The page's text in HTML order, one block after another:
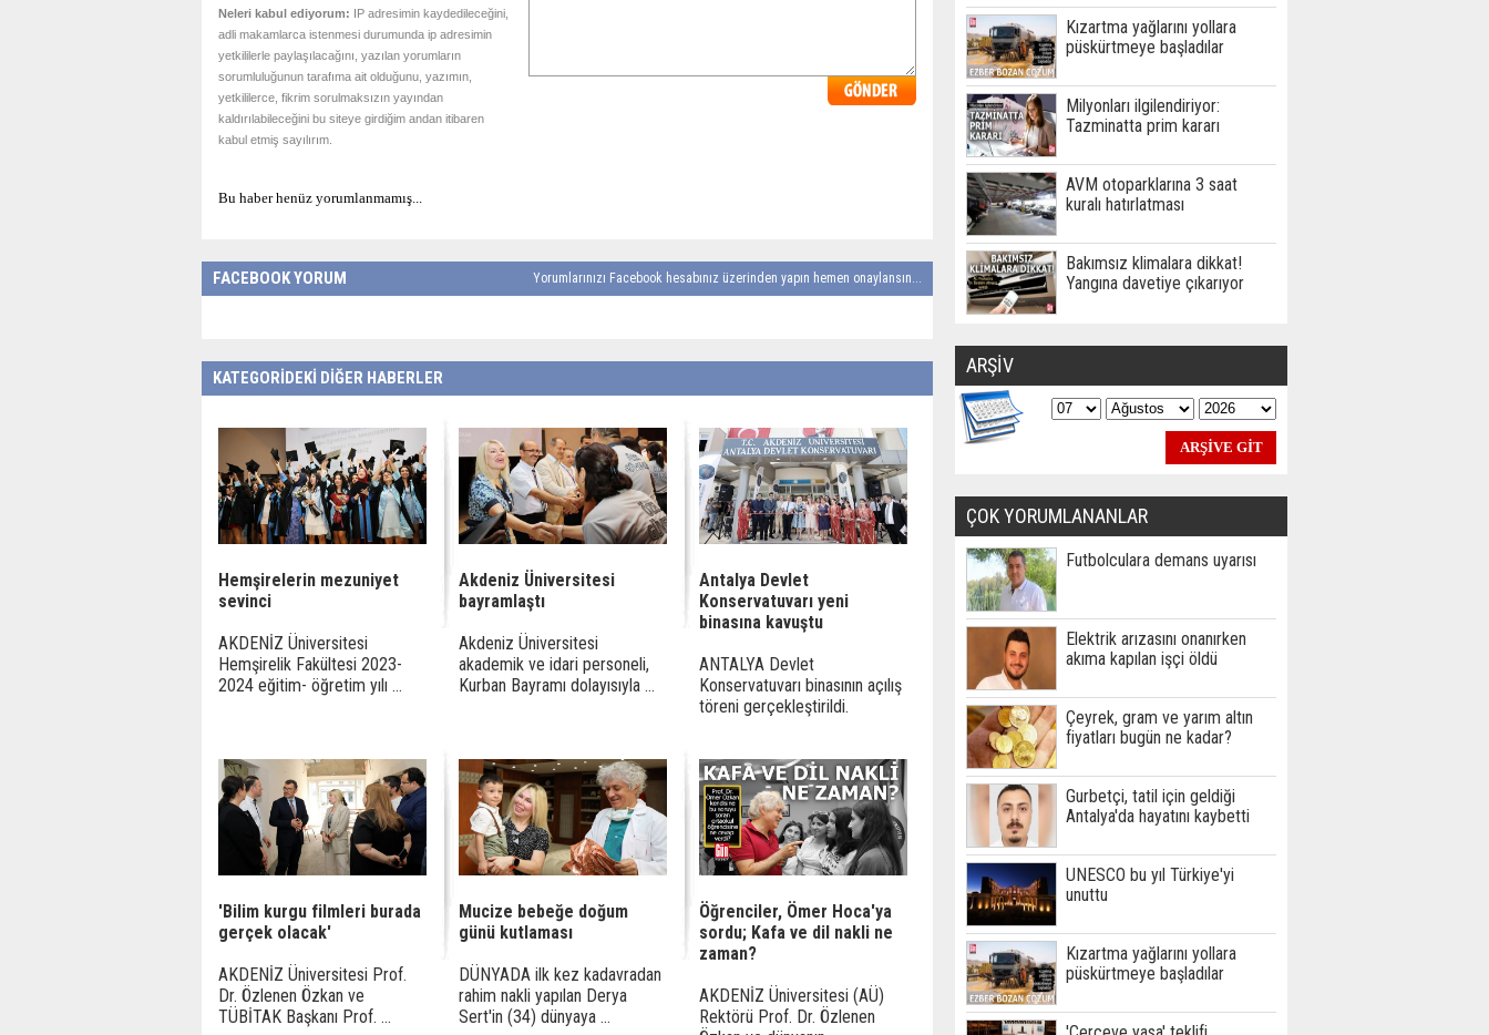
Neleri kabul ediyorum: IP adresimin kaydedileceğini,
adli makamlarca istenmesi durumunda ip adresimin
yetkililerle paylaşılacağını, yazılan yorumların
sorumluluğunun tarafıma ait olduğunu, yazımın,
yetkililerce, fikrim sorulmaksızın yayından
kaldırılabileceğini bu siteye girdiğim andan itibaren
kabul etmiş sayılırım.
Bu haber henüz yorumlanmamış...
FACEBOOK YORUM Yorumlarınızı Facebook hesabınız üzerinden yapın hemen onaylansın...
KATEGORİDEKİ DİĞER HABERLER
Hemşirelerin mezuniyet
sevinci
AKDENİZ Üniversitesi
Hemşirelik Fakültesi 2023-
2024 eğitim- öğretim yılı ...
Akdeniz Üniversitesi
bayramlaştı
Akdeniz Üniversitesi
akademik ve idari personeli,
Kurban Bayramı dolayısıyla ...
Antalya Devlet
Konservatuvarı yeni
binasına kavuştu
ANTALYA Devlet
Konservatuvarı binasının açılış
töreni gerçekleştirildi.
'Bilim kurgu filmleri burada
gerçek olacak'
AKDENİZ Üniversitesi Prof.
Dr. Özlenen Özkan ve
TÜBİTAK Başkanı Prof. ...
Mucize bebeğe doğum
günü kutlaması
DÜNYADA ilk kez kadavradan
rahim nakli yapılan Derya
Sert'in (34) dünyaya ...
Öğrenciler, Ömer Hoca'ya
sordu; Kafa ve dil nakli ne
zaman?
AKDENİZ Üniversitesi (AÜ)
Rektörü Prof. Dr. Özlenen
Kızartma yağlarını yollara
püskürtmeye başladılar
Milyonları ilgilendiriyor:
Tazminatta prim kararı
AVM otoparklarına 3 saat
kuralı hatırlatması
Bakımsız klimalara dikkat!
Yangına davetiye çıkarıyor
ARŞİV
ÇOK YORUMLANANLAR
Futbolculara demans uyarısı
Elektrik arızasını onanırken
akıma kapılan işçi öldü
Çeyrek, gram ve yarım altın
fiyatları bugün ne kadar?
Gurbetçi, tatil için geldiği
Antalya'da hayatını kaybetti
UNESCO bu yıl Türkiye'yi
unuttu
Kızartma yağlarını yollara
püskürtmeye başladılar